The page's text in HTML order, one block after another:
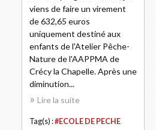
viens de faire un virement
de 632,65 euros
uniquement destiné aux
enfants de l'Atelier Pêche-
Nature de l'AAPPMA de
Crécy la Chapelle. Après une
diminution...
Lire la suite
Tag(s) :#ECOLE DE PECHE